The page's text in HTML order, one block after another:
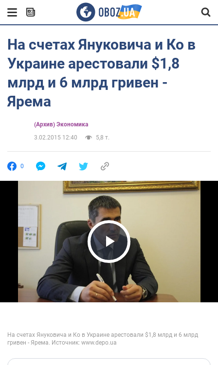
На счетах Януковича и Ко в
Украине арестовали $1,8
млрд и 6 млрд гривен -
Ярема
(Архив) Экономика
3.02.2015 12:40
5,8 т.
0
Play Video